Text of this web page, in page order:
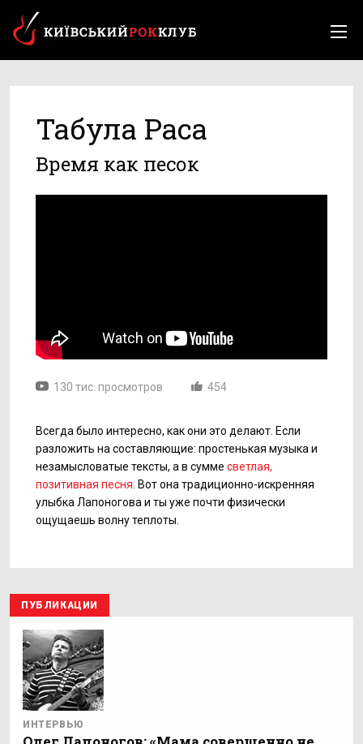
Табула Раса
Время как песок
130 тис. просмотров 454
Всегда было интересно, как они это делают. Если
разложить на составляющие: простенькая музыка и
незамысловатые тексты, а в сумме светлая,
позитивная песня . Вот она традиционно-искренняя
улыбка Лапоногова и ты уже почти физически
ощущаешь волну теплоты.
ПУБЛИКАЦИИ
ИНТЕРВЬЮ